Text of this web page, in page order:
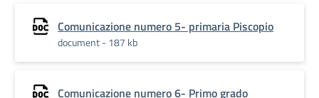
Comunicazione numero 5- primaria Piscopio
document - 187 kb
Comunicazione numero 6- Primo grado